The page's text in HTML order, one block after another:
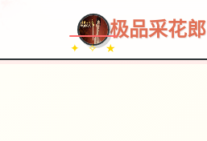
✦ ✧ ★
极品采花郎